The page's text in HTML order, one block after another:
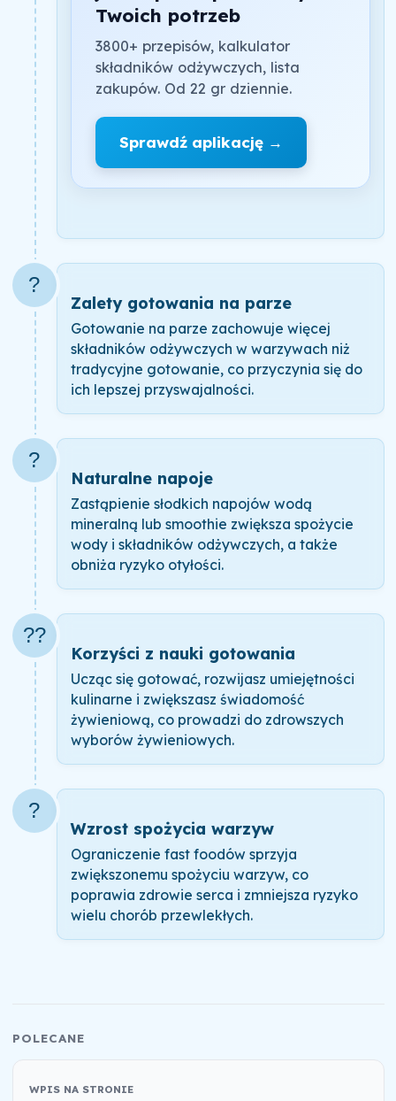
Twoich potrzeb
3800+ przepisów, kalkulator
składników odżywczych, lista
zakupów. Od 22 gr dziennie.
Sprawdź aplikację →
?
Zalety gotowania na parze
Gotowanie na parze zachowuje więcej
składników odżywczych w warzywach niż
tradycyjne gotowanie, co przyczynia się do
ich lepszej przyswajalności.
?
Naturalne napoje
Zastąpienie słodkich napojów wodą
mineralną lub smoothie zwiększa spożycie
wody i składników odżywczych, a także
obniża ryzyko otyłości.
?‍?
Korzyści z nauki gotowania
Ucząc się gotować, rozwijasz umiejętności
kulinarne i zwiększasz świadomość
żywieniową, co prowadzi do zdrowszych
wyborów żywieniowych.
?
Wzrost spożycia warzyw
Ograniczenie fast foodów sprzyja
zwiększonemu spożyciu warzyw, co
poprawia zdrowie serca i zmniejsza ryzyko
wielu chorób przewlekłych.
POLECANE
WPIS NA STRONIE